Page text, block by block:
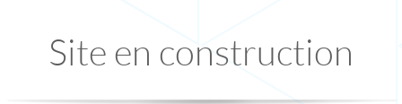
Site en construction